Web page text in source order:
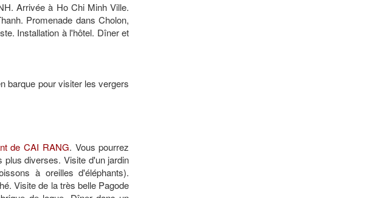
Arrivée à Ho Chi Minh Ville.
Promenade dans Cholon,
Installation à l'hôtel. Dîner et
barque pour visiter les vergers
de CAI RANG. Vous pourrez
diverses. Visite d'un jardin
à oreilles d'éléphants).
Visite de la très belle Pagode